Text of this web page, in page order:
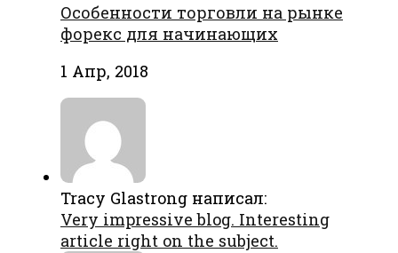
Особенности торговли на рынке
форекс для начинающих
1 Апр, 2018
Tracy Glastrong написал:
Very impressive blog. Interesting
article right on the subject.